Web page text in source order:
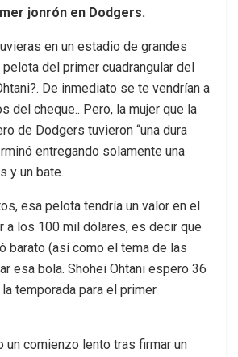
jonrón en Dodgers.
en un estadio de grandes
del primer cuadrangular del
De inmediato se te vendrían a
del cheque.. Pero, la mujer que la
de Dodgers tuvieron “una dura
entregando solamente una
y un bate.
esa pelota tendría un valor en el
a los 100 mil dólares, es decir que
barato (así como el tema de las
esa bola. Shohei Ohtani espero 36
temporada para el primer
un comienzo lento tras firmar un